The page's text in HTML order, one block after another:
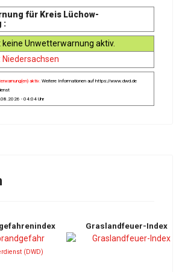
für Kreis Lüchow-
:
keine Unwetterwarnung aktiv.
aktiv. Weitere Informationen auf https://www.dwd.de
- 04:04 Uhr
Graslandfeuer-Index
(DWD)